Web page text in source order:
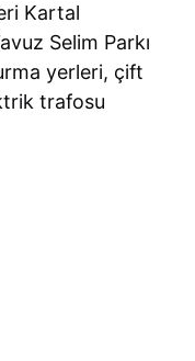
Kartal
Selim Parkı
yerleri, çift
trafosu